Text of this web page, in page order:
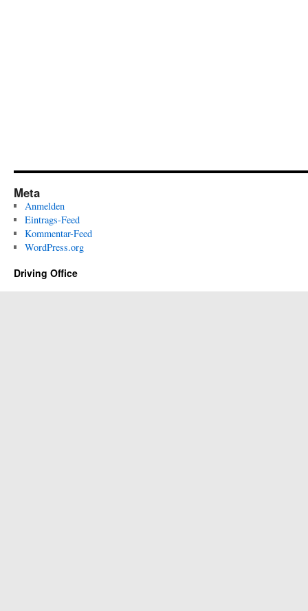
Meta
Anmelden
Eintrags-Feed
Kommentar-Feed
WordPress.org
Driving Office